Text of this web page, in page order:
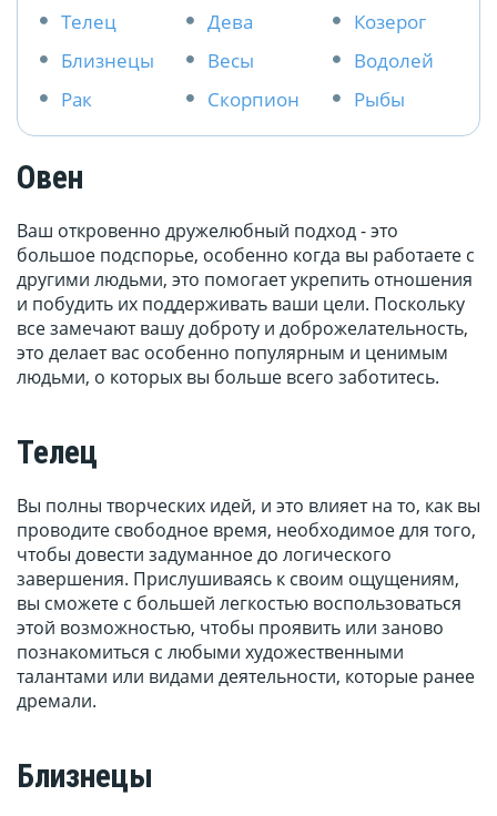
Телец
Близнецы
Рак
Дева
Весы
Скорпион
Козерог
Водолей
Рыбы
Овен
Ваш откровенно дружелюбный подход - это
большое подспорье, особенно когда вы работаете с
другими людьми, это помогает укрепить отношения
и побудить их поддерживать ваши цели. Поскольку
все замечают вашу доброту и доброжелательность,
это делает вас особенно популярным и ценимым
людьми, о которых вы больше всего заботитесь.
Телец
Вы полны творческих идей, и это влияет на то, как вы
проводите свободное время, необходимое для того,
чтобы довести задуманное до логического
завершения. Прислушиваясь к своим ощущениям,
вы сможете с большей легкостью воспользоваться
этой возможностью, чтобы проявить или заново
познакомиться с любыми художественными
талантами или видами деятельности, которые ранее
дремали.
Близнецы